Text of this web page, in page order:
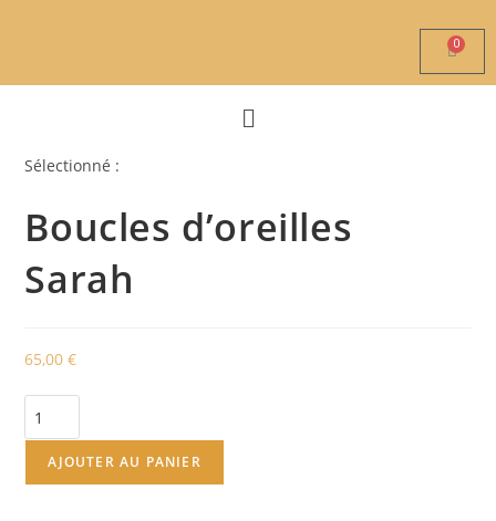
Sélectionné :
Boucles d’oreilles
Sarah
65,00€
AJOUTER AU PANIER